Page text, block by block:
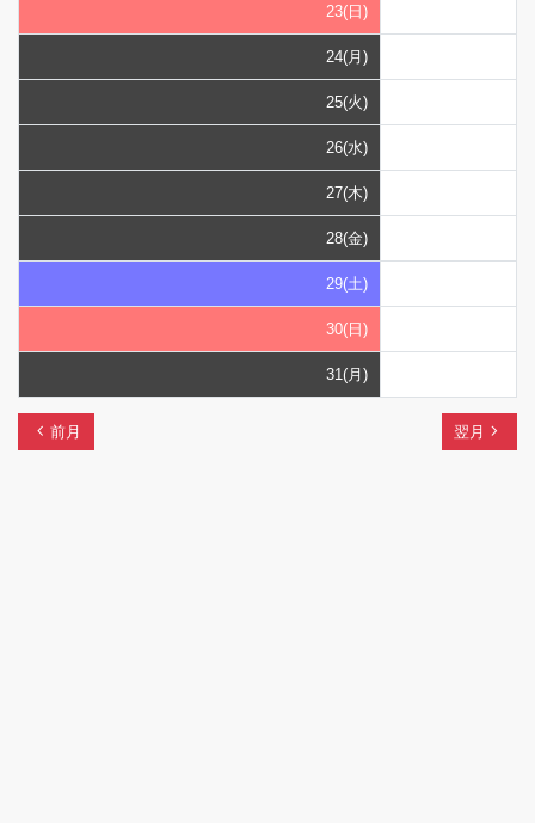
23(日)
24(月)
25(火)
26(水)
27(木)
28(金)
29(土)
30(日)
31(月)
chevron_left 前月 翌月 navigate_next